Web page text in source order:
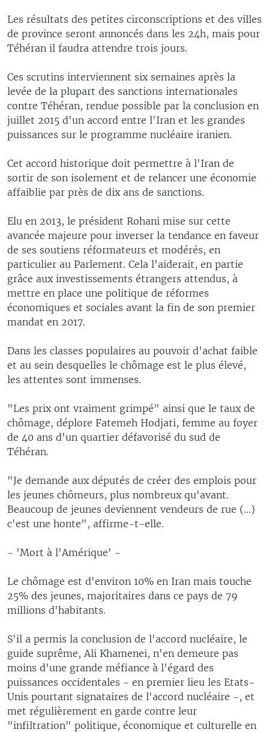
Les résultats des petites circonscriptions et des villes
de province seront annoncés dans les 24h, mais pour
Téhéran il faudra attendre trois jours.
Ces scrutins interviennent six semaines après la
levée de la plupart des sanctions internationales
contre Téhéran, rendue possible par la conclusion en
juillet 2015 d'un accord entre l'Iran et les grandes
puissances sur le programme nucléaire iranien.
Cet accord historique doit permettre à l'Iran de
sortir de son isolement et de relancer une économie
affaiblie par près de dix ans de sanctions.
Elu en 2013, le président Rohani mise sur cette
avancée majeure pour inverser la tendance en faveur
de ses soutiens réformateurs et modérés, en
particulier au Parlement. Cela l'aiderait, en partie
grâce aux investissements étrangers attendus, à
mettre en place une politique de réformes
économiques et sociales avant la fin de son premier
mandat en 2017.
Dans les classes populaires au pouvoir d'achat faible
et au sein desquelles le chômage est le plus élevé,
les attentes sont immenses.
"Les prix ont vraiment grimpé" ainsi que le taux de
chômage, déplore Fatemeh Hodjati, femme au foyer
de 40 ans d'un quartier défavorisé du sud de
Téhéran.
"Je demande aux députés de créer des emplois pour
les jeunes chômeurs, plus nombreux qu'avant.
Beaucoup de jeunes deviennent vendeurs de rue (...)
c'est une honte", affirme-t-elle.
- 'Mort à l'Amérique' -
Le chômage est d'environ 10% en Iran mais touche
25% des jeunes, majoritaires dans ce pays de 79
millions d'habitants.
S'il a permis la conclusion de l'accord nucléaire, le
guide suprême, Ali Khamenei, n'en demeure pas
moins d'une grande méfiance à l'égard des
puissances occidentales - en premier lieu les Etats-
Unis pourtant signataires de l'accord nucléaire -, et
met régulièrement en garde contre leur
"infiltration" politique, économique et culturelle en